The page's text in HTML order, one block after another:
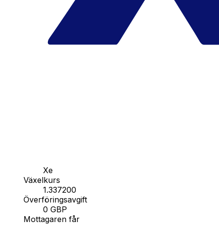
Xe
Växelkurs
1.337200
Överföringsavgift
0 GBP
Mottagaren får